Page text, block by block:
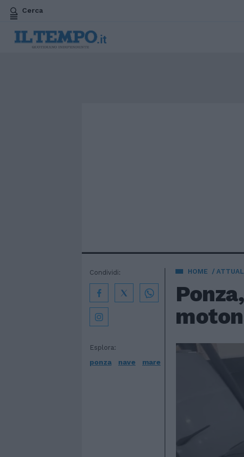
Cerca
HOME
Esplora:
ponza nave mare
Condividi: